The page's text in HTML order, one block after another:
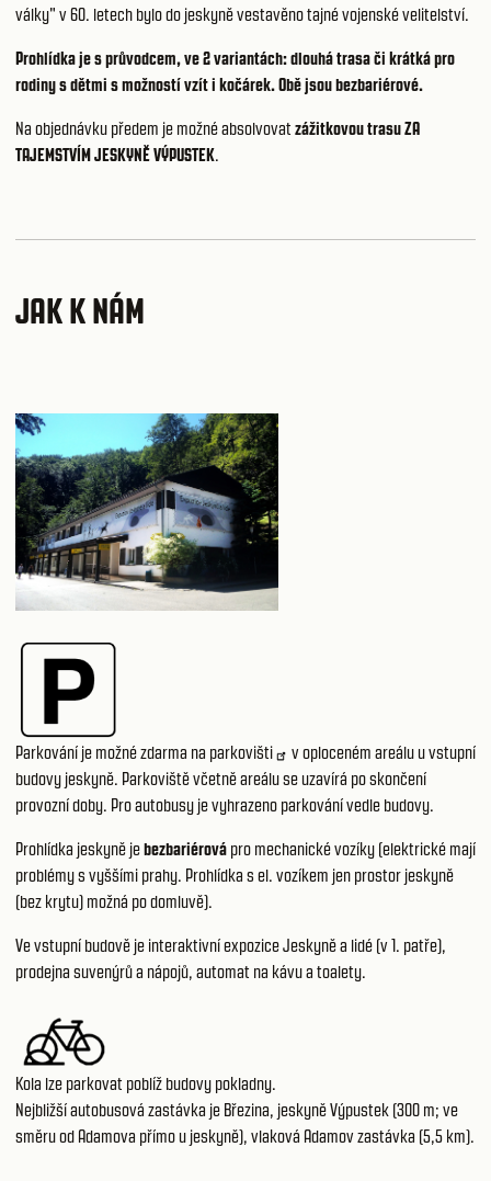
války" v 60. letech bylo do jeskyně vestavěno tajné vojenské velitelství.
Prohlídka je s průvodcem, ve 2 variantách: dlouhá trasa či krátká pro
rodiny s dětmi s možností vzít i kočárek. Obě jsou bezbariérové.
Na objednávku předem je možné absolvovat zážitkovou trasu ZA
TAJEMSTVÍM JESKYNĚ VÝPUSTEK.
JAK K NÁM
Parkování je možné zdarma na parkovišti
v oploceném areálu u vstupní
budovy jeskyně. Parkoviště včetně areálu se uzavírá po skončení
provozní doby. Pro autobusy je vyhrazeno parkování vedle budovy.
Prohlídka jeskyně jebezbariérová pro mechanické vozíky (elektrické mají
problémy s vyššími prahy. Prohlídka s el. vozíkem jen prostor jeskyně
(bez krytu) možná po domluvě).
Ve vstupní budově je interaktivníexpozice Jeskyně a lidé (v 1. patře),
prodejna suvenýrů a nápojů, automat na kávu a toalety.
Kola lze parkovat poblíž budovy pokladny.
Nejbližší autobusová zastávka je Březina, jeskyně Výpustek (300 m; ve
směru od Adamova přímo u jeskyně), vlaková Adamov zastávka (5,5 km).